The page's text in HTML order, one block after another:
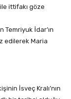
ittifakı göze
Temriyuk İdar’ın
edilerek Maria
İsveç Kralı’nın